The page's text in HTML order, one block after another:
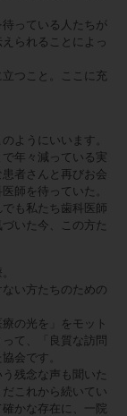
っている人たちが
られることによっ
つこと。ここに充
ようにいいます。
年々減っている実
者さんと再びお会
師を待っていた。
も私たち歯科医師
いた今、この方た
い方たちのための
の光を」をモット
て、「良質な訪問
会です。
残念な声も聞いた
これから続いてい
かな存在に、一院